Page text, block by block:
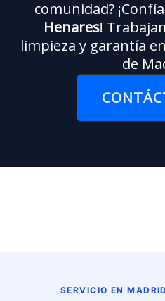
comunidad?
Henares!
limpieza y garantía
de
SERVICIO EN